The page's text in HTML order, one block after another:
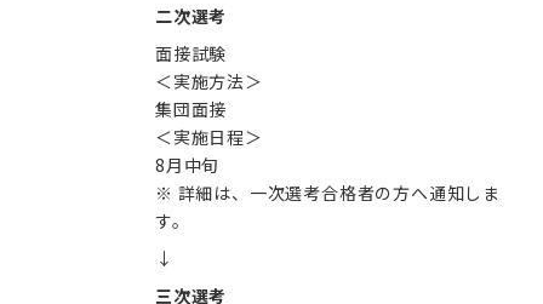
二次選考
面接試験
＜実施方法＞
集団面接
＜実施日程＞
8月中旬
※ 詳細は、一次選考合格者の方へ通知しま
す。
↓
三次選考